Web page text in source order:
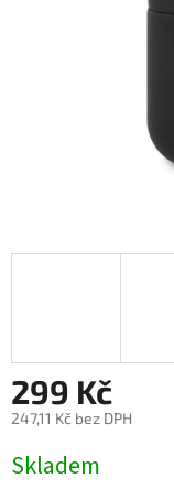
299 Kč
247,11 Kč bez DPH
cena:
Skladem